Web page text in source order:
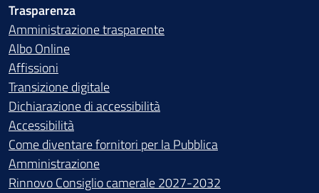
Trasparenza
Amministrazione trasparente
Albo Online
Affissioni
Transizione digitale
Dichiarazione di accessibilità
Accessibilità
Come diventare fornitori per la Pubblica
Amministrazione
Rinnovo Consiglio camerale 2027-2032